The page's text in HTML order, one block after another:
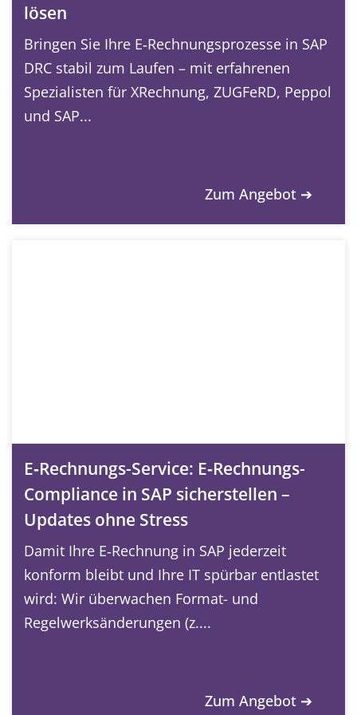
lösen
Bringen Sie Ihre E‑Rechnungsprozesse in SAP
DRC stabil zum Laufen – mit erfahrenen
Spezialisten für XRechnung, ZUGFeRD, Peppol
und SAP...
Zum Angebot ➔
E‑Rechnungs-Service: E‑Rechnungs-
Compliance in SAP sicherstellen –
Updates ohne Stress
Damit Ihre E‑Rechnung in SAP jederzeit
konform bleibt und Ihre IT spürbar entlastet
wird: Wir überwachen Format- und
Regelwerksänderungen (z....
Zum Angebot ➔